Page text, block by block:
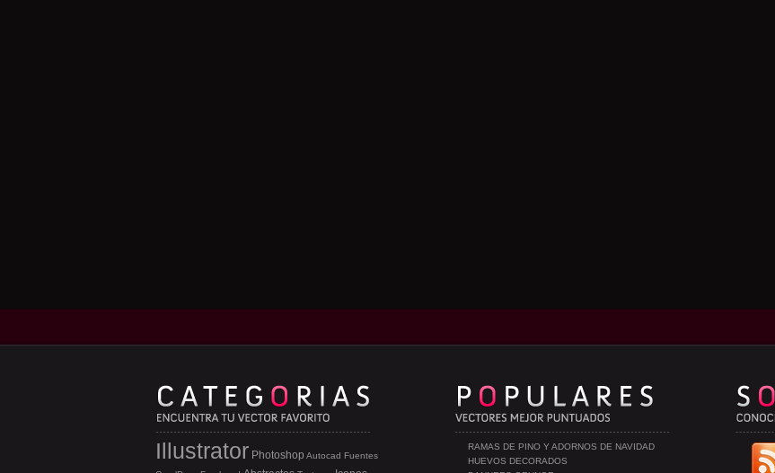
RAMAS DE PINO Y ADORNOS DE NAVIDAD
HUEVOS DECORADOS
Illustrator Photoshop Autocad Fuentes